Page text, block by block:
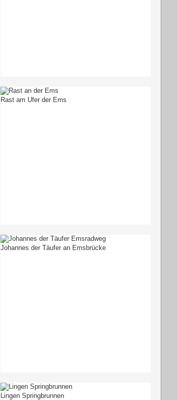
Rast am Ufer der Ems
Johannes der Täufer an Emsbrücke
Lingen Springbrunnen